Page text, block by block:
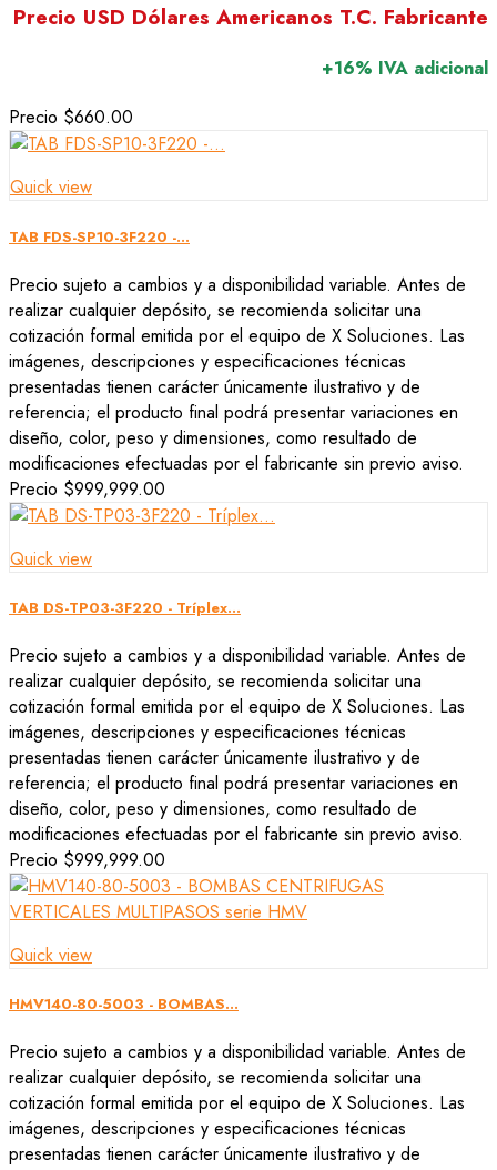
Precio USD Dólares Americanos T.C. Fabricante
+16% IVA adicional
Precio $660.00
Quick view
TAB FDS-SP10-3F220 -...
Precio sujeto a cambios y a disponibilidad variable. Antes de
realizar cualquier depósito, se recomienda solicitar una
cotización formal emitida por el equipo de X Soluciones. Las
imágenes, descripciones y especificaciones técnicas
presentadas tienen carácter únicamente ilustrativo y de
referencia; el producto final podrá presentar variaciones en
diseño, color, peso y dimensiones, como resultado de
modificaciones efectuadas por el fabricante sin previo aviso.
Precio $999,999.00
Quick view
TAB DS-TP03-3F220 - Tríplex...
Precio sujeto a cambios y a disponibilidad variable. Antes de
realizar cualquier depósito, se recomienda solicitar una
cotización formal emitida por el equipo de X Soluciones. Las
imágenes, descripciones y especificaciones técnicas
presentadas tienen carácter únicamente ilustrativo y de
referencia; el producto final podrá presentar variaciones en
diseño, color, peso y dimensiones, como resultado de
modificaciones efectuadas por el fabricante sin previo aviso.
Precio $999,999.00
Quick view
HMV140-80-5003 - BOMBAS...
Precio sujeto a cambios y a disponibilidad variable. Antes de
realizar cualquier depósito, se recomienda solicitar una
cotización formal emitida por el equipo de X Soluciones. Las
imágenes, descripciones y especificaciones técnicas
presentadas tienen carácter únicamente ilustrativo y de